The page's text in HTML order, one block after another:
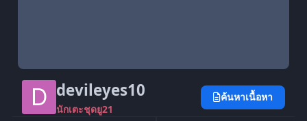
devileyes10
นักเตะชุดยู21
ค้นหาเนื้อหา